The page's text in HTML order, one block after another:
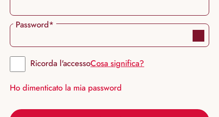
Password*
Ricorda l'accessoCosa significa?
Ho dimenticato la mia password